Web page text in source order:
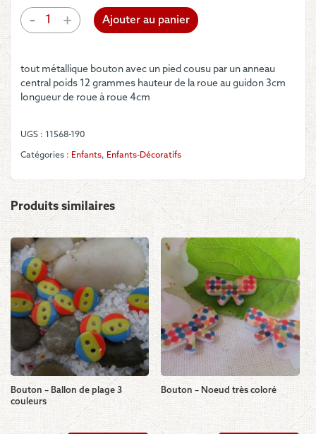
-
quantité
de
Vespa
+ Ajouter au panier
tout métallique bouton avec un pied cousu par un anneau
central poids 12 grammes hauteur de la roue au guidon 3cm
longueur de roue à roue 4cm
UGS : 11568-190
Catégories : Enfants, Enfants-Décoratifs
Produits similaires
Bouton – Ballon de plage 3
couleurs
Bouton – Noeud très coloré